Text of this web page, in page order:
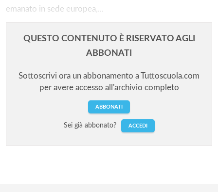
emanato in sede europea,...
QUESTO CONTENUTO È RISERVATO AGLI
ABBONATI
Sottoscrivi ora un abbonamento a Tuttoscuola.com
per avere accesso all'archivio completo
ABBONATI
Sei già abbonato? ACCEDI